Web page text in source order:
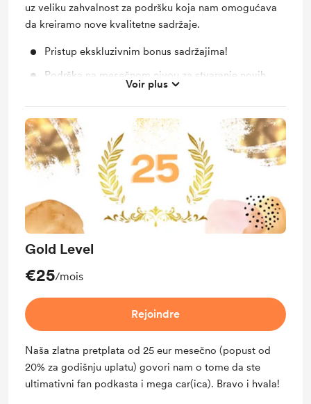
uz veliku zahvalnost za podršku koja nam omogućava
da kreiramo nove kvalitetne sadržaje.
Pristup ekskluzivnim bonus sadržajima!
Podrška na mesečnom nivou za stvaranje novih
sadržaja! Hvala od srca!
Voir plus
Gold Level
€25/mois
Rejoindre
Naša zlatna pretplata od 25 eur mesečno (popust od
20% za godišnju uplatu) govori nam o tome da ste
ultimativni fan podkasta i mega car(ica). Bravo i hvala!